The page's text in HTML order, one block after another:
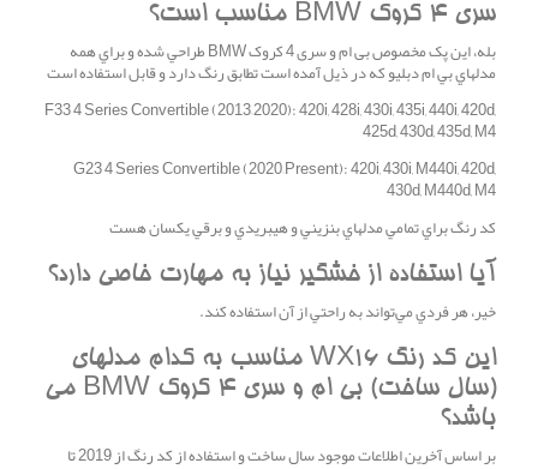
سری 4 کروک BMW مناسب است؟
بله، اين پک مخصوص بی ام و سری 4 کروک BMW طراحي شده و براي همه
مدلهاي بي ام دبليو که در ذيل آمده است تطابق رنگ دارد و قابل استفاده است
F33 4 Series Convertible (2013–2020): 420i, 428i, 430i, 435i, 440i, 420d,
425d, 430d, 435d, M4
G23 4 Series Convertible (2020–Present): 420i, 430i, M440i, 420d,
430d, M440d, M4
کد رنگ براي تمامي مدلهاي بنزيني و هيبريدي و برقي يکسان هست
آيا استفاده از خشگير نياز به مهارت خاصي دارد؟
خير، هر فردي مي‌تواند به راحتي از آن استفاده کند.
اين کد رنگ WX16 مناسب به کدام مدلهاي
(سال ساخت) بی ام و سری 4 کروک BMW مي
باشد؟
بر اساس آخرين اطلاعات موجود سال ساخت و استفاده از کد رنگ از 2019 تا